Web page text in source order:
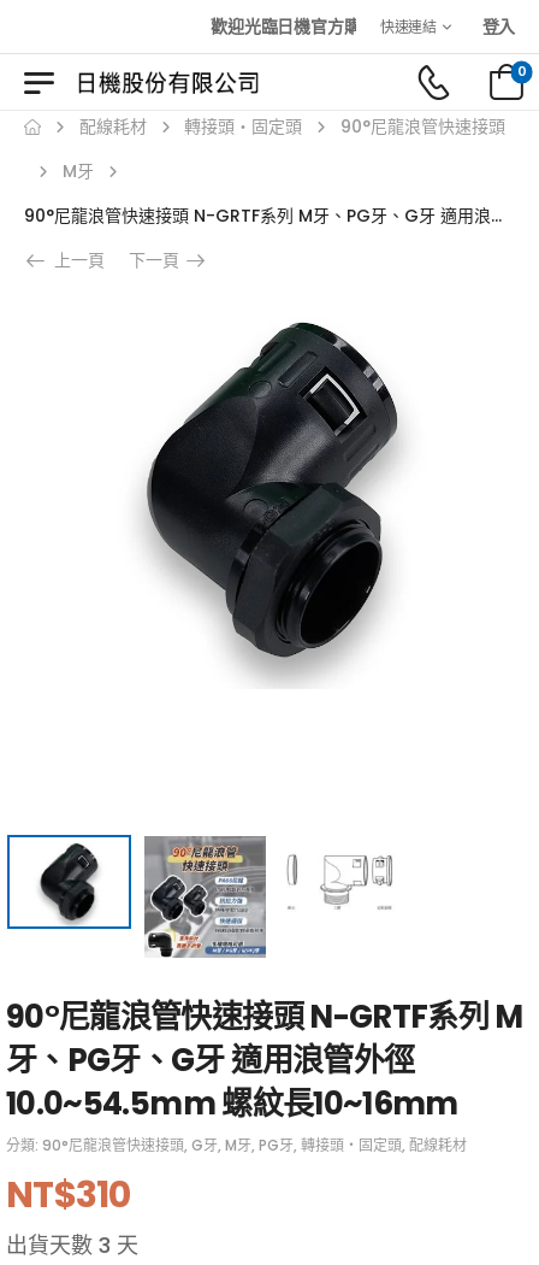
歡迎光臨日機官方購物商城！快速連結 登入
0
配線耗材 轉接頭・固定頭
90°尼龍浪管快速接頭
M牙
90°尼龍浪管快速接頭 N-GRTF系列 M牙、PG牙、G牙 適用浪管外徑10.0~54.5mm 螺紋長10~16mm
上一頁
下一頁
90°尼龍浪管快速接頭 N-GRTF系列 M
牙、PG牙、G牙 適用浪管外徑
10.0~54.5mm 螺紋長10~16mm
分類: 90°尼龍浪管快速接頭, G牙, M牙, PG牙, 轉接頭・固定頭, 配線耗材
NT$310
出貨天數 3 天